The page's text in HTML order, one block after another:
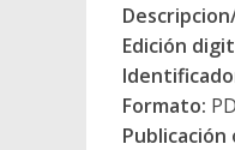
Edición
Formato:
Publicación